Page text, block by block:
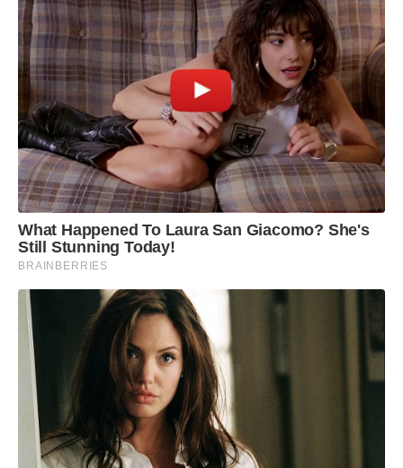
What Happened To Laura San Giacomo? She's
Still Stunning Today!
BRAINBERRIES